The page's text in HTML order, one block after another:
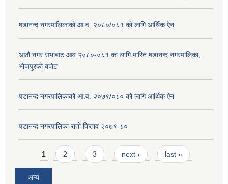
षडानन्द नगरपालिकाको आ.व. २०८०/०८१ को लागि आर्थिक ऐन
आठौ नगर सभाबाट आव २०८०-०८१ का लागि पारित षडानन्द नगरपालिका,
भोजपुरको बजेट
षडानन्द नगरपालिकाको आ.व. २०७९/०८० को लागि आर्थिक ऐन
षडानन्द नगरपालिका रातो किताव २०७९-८०
Pages
1 2 3 next › last »
अन्य